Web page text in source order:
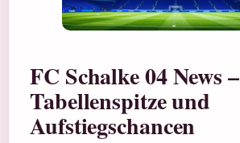
FC Schalke 04 News –
Tabellenspitze und
Aufstiegschancen